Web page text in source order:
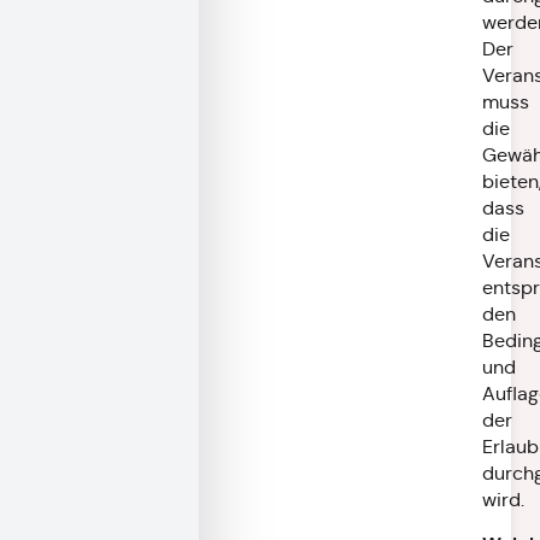
Der
muss
die
dass
die
den
und
der
wird.